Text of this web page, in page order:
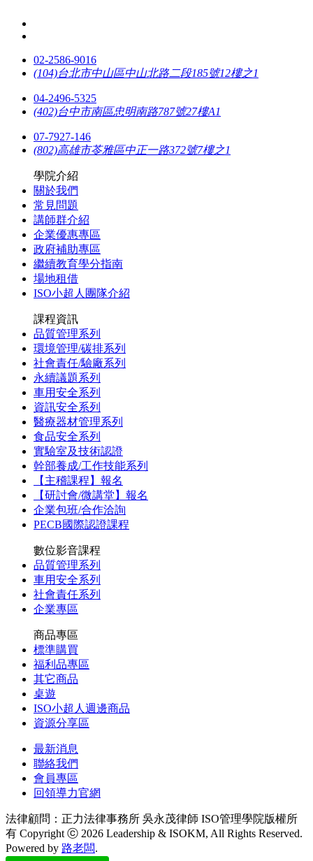
02-2586-9016
(104)台北市中山區中山北路二段185號12樓之1
04-2496-5325
(402)台中市南區忠明南路787號27樓A1
07-7927-146
(802)高雄市苓雅區中正一路372號7樓之1
學院介紹
關於我們
常見問題
講師群介紹
企業優惠專區
政府補助專區
繼續教育學分指南
場地租借
ISO小超人團隊介紹
課程資訊
品質管理系列
環境管理/碳排系列
社會責任/驗廠系列
永續議題系列
車用安全系列
資訊安全系列
醫療器材管理系列
食品安全系列
實驗室及技術認證
幹部養成/工作技能系列
【主稽課程】報名
【研討會/微講堂】報名
企業包班/合作洽詢
PECB國際認證課程
數位影音課程
品質管理系列
車用安全系列
社會責任系列
企業專區
商品專區
標準購買
福利品專區
其它商品
桌遊
ISO小超人週邊商品
資源分享區
最新消息
聯絡我們
會員專區
回領導力官網
法律顧問：正力法律事務所 吳永茂律師 ISO管理學院版權所
有 Copyright ⓒ 2026 Leadership & ISOKM, All Rights Reserved.
Powered by 路老闆.